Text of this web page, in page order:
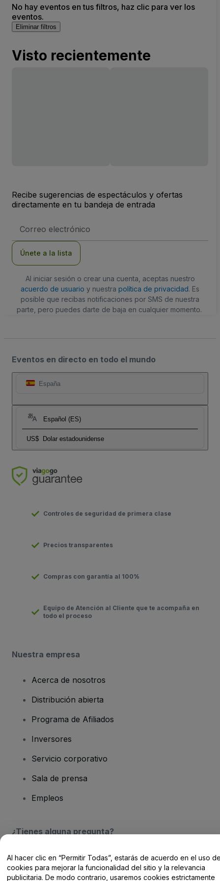
No hay eventos en tus filtros, haz clic para ver los
eventos.
Eliminar filtros
Visto recientemente
Recibe sugerencias de espectáculos y ofertas
directamente en tu bandeja de entrada
de
Únete a la lista
Al iniciar sesión o crear una cuenta, aceptas nuestro
acuerdo de usuario y nuestra política de privacidad. Es
posible que recibas notificaciones por SMS de nuestra
parte, pero puedes darte de baja en cualquier momento.
Eventos en directo en todo el mundo
España
Español (ES)
US$ Dolar estadounidense
Controles de seguridad de primera clase
Precios transparentes
Compras con garantía al 100%
Equipo de Atención al Cliente que te acompaña en
todo el proceso
Nuestra empresa
Acerca de nosotros
Distribución abierta
Programa de Afiliados
Inversores
Servicio corporativo
Sala de prensa
Empleos
¿Tienes alguna pregunta?
Centro de Ayuda / Contacto
Al hacer clic en “Permitir Todas”, estarás de acuerdo en el uso
cookies para mejorar la funcionalidad del sitio y la relevancia
publicitaria. De modo contrario, usaremos cookies estrictamente